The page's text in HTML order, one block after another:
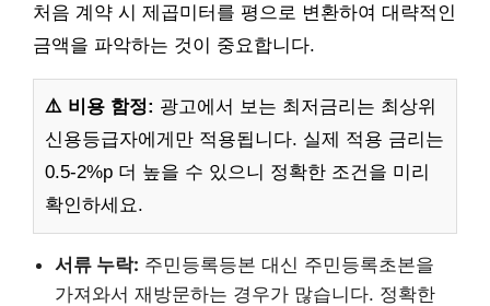
처음 계약 시 제곱미터를 평으로 변환하여 대략적인
금액을 파악하는 것이 중요합니다.
⚠️ 비용 함정: 광고에서 보는 최저금리는 최상위
신용등급자에게만 적용됩니다. 실제 적용 금리는
0.5-2%p 더 높을 수 있으니 정확한 조건을 미리
확인하세요.
서류 누락: 주민등록등본 대신 주민등록초본을
가져와서 재방문하는 경우가 많습니다. 정확한